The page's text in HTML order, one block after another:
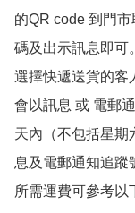
的QR code 到門
碼及出示訊息即可
選擇快遞送貨的客
會以訊息 或 電郵
天內（不包括星期
息及電郵通知追蹤
所需運費可參考以